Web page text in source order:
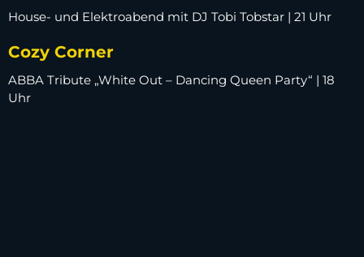
House- und Elektroabend mit DJ Tobi Tobstar | 21 Uhr
Cozy Corner
ABBA Tribute „White Out – Dancing Queen Party“ | 18
Uhr